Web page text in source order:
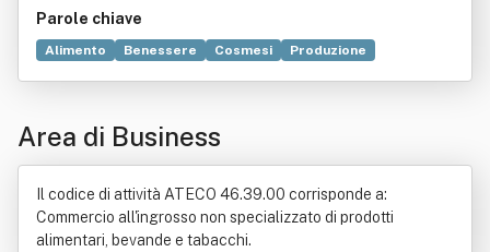
Parole chiave
Alimento Benessere Cosmesi
Produzione
Farmaco
Importazione
Area di Business
Il codice di attività ATECO 46.39.00 corrisponde a:
Commercio all'ingrosso non specializzato di prodotti
alimentari, bevande e tabacchi.